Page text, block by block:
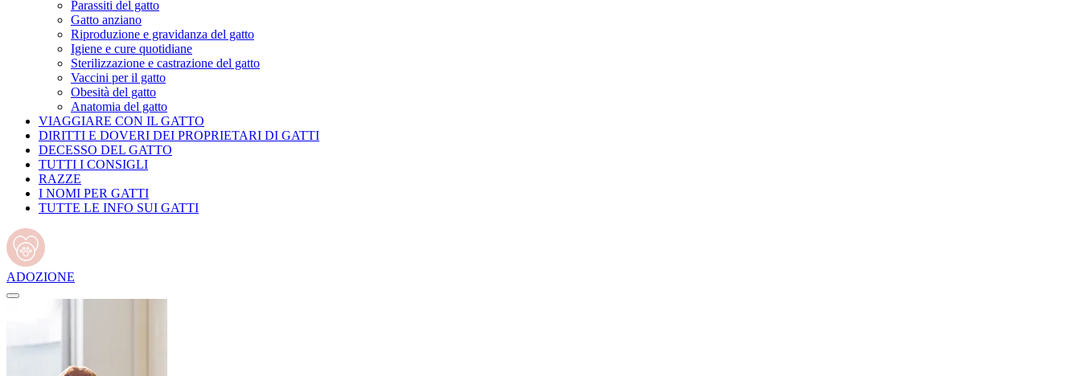
Parassiti del gatto
Gatto anziano
Riproduzione e gravidanza del gatto
Igiene e cure quotidiane
Sterilizzazione e castrazione del gatto
Vaccini per il gatto
Obesità del gatto
Anatomia del gatto
VIAGGIARE CON IL GATTO
DIRITTI E DOVERI DEI PROPRIETARI DI GATTI
DECESSO DEL GATTO
TUTTI I CONSIGLI
RAZZE
I NOMI PER GATTI
TUTTE LE INFO SUI GATTI
ADOZIONE